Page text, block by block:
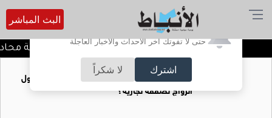
أترغب في تفعيل الإشعارات؟
حتى لا تفوتك آخر الأحداث والأخبار العاجلة
اشترك لا شكراً
البث المباشر
كيف تحافظ على خصوصية
فتيات يستغللنه لتحقيق مكاسب مادية.. هل تحول
الزواج لصفقة تجارية؟